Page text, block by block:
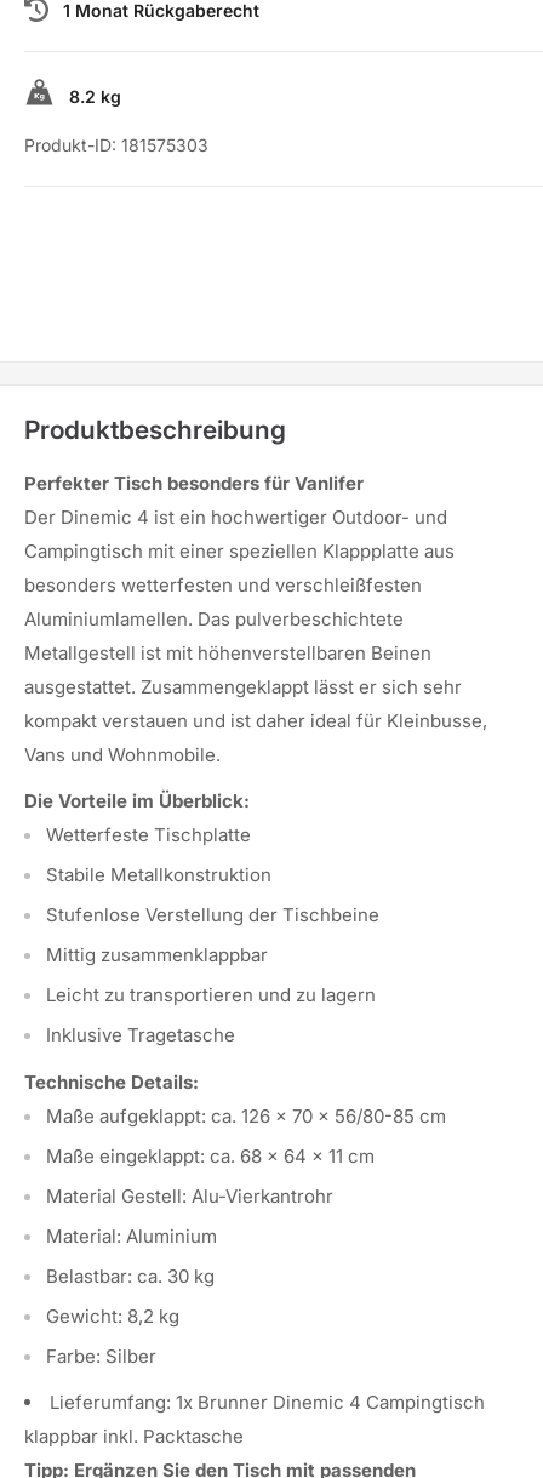
1 Monat Rückgaberecht
8.2 kg
Produkt-ID: 181575303
Produktbeschreibung
Perfekter Tisch besonders für Vanlifer
Der Dinemic 4 ist ein hochwertiger Outdoor- und
Campingtisch mit einer speziellen Klappplatte aus
besonders wetterfesten und verschleißfesten
Aluminiumlamellen. Das pulverbeschichtete
Metallgestell ist mit höhenverstellbaren Beinen
ausgestattet. Zusammengeklappt lässt er sich sehr
kompakt verstauen und ist daher ideal für Kleinbusse,
Vans und Wohnmobile.
Die Vorteile im Überblick:
Wetterfeste Tischplatte
Stabile Metallkonstruktion
Stufenlose Verstellung der Tischbeine
Mittig zusammenklappbar
Leicht zu transportieren und zu lagern
Inklusive Tragetasche
Technische Details:
Maße aufgeklappt: ca. 126 x 70 x 56/80-85 cm
Maße eingeklappt: ca. 68 x 64 x 11 cm
Material Gestell: Alu-Vierkantrohr
Material: Aluminium
Belastbar: ca. 30 kg
Gewicht: 8,2 kg
Farbe: Silber
Lieferumfang: 1x Brunner Dinemic 4 Campingtisch
klappbar inkl. Packtasche
Tipp: Ergänzen Sie den Tisch mit passenden